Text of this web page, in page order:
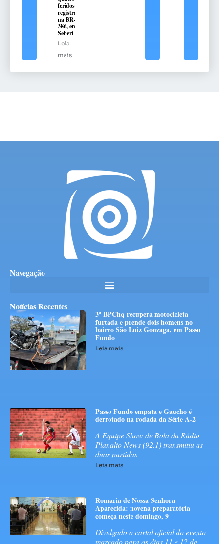
feridos é
registrado
na BR-
386, em
Seberi
Leia
mais
Navegação
Notícias Recentes
3º BPChq recupera motocicleta
furtada e prende dois homens no
bairro São Luiz Gonzaga, em Passo
Fundo
Leia mais
Passo Fundo empata e Gaúcho é
derrotado na rodada da Série A-2
A Equipe Show de Bola da Rádio
Planalto News (92.1) transmitiu as
duas partidas
Leia mais
Romaria de Nossa Senhora
Aparecida: novena preparatória
começa neste domingo, 9
Divulgado o cartal oficial do evento
marcado para os dias 11 e 12 de